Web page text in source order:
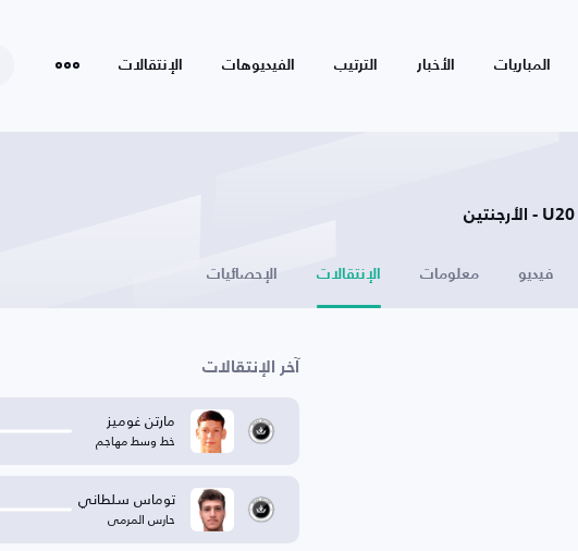
المباريات الأخبار الترتيب الفيديوهات الإنتقالات
فيديو معلومات الإنتقالات الإحصائيات
آخر الإنتقالات
مارتن غوميز
خط وسط مهاجم
توماس سلطاني
حارس المرمى